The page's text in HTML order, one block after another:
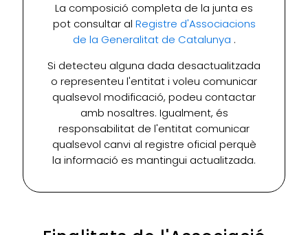
La composició completa de la junta es
pot consultar al Registre d'Associacions
de la Generalitat de Catalunya .
Si detecteu alguna dada desactualitzada
o representeu l'entitat i voleu comunicar
qualsevol modificació, podeu contactar
amb nosaltres. Igualment, és
responsabilitat de l'entitat comunicar
qualsevol canvi al registre oficial perquè
la informació es mantingui actualitzada.